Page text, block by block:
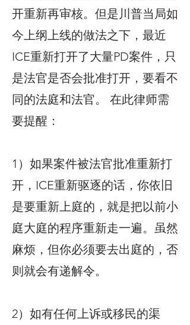
开重新再审核。但是川普当局如
今上纲上线的做法之下，最近
ICE重新打开了大量PD案件，只
是法官是否会批准打开，要看不
同的法庭和法官。 在此律师需
要提醒：
1）如果案件被法官批准重新打
开，ICE重新驱逐的话，你依旧
是要重新上庭的，就是把以前小
庭大庭的程序重新走一遍。虽然
麻烦，但你必须要去出庭的，否
则就会有递解令。
2）如有任何上诉或移民的渠